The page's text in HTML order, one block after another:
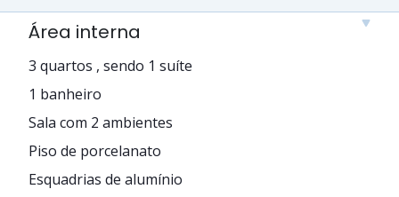
Área interna
3 quartos , sendo 1 suíte
1 banheiro
Sala com 2 ambientes
Piso de porcelanato
Esquadrias de alumínio